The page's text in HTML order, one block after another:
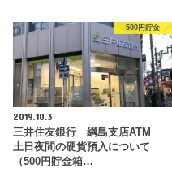
500円貯金
2019.10.3
三井住友銀行 綱島支店ATM
土日夜間の硬貨預入について
（500円貯金箱…